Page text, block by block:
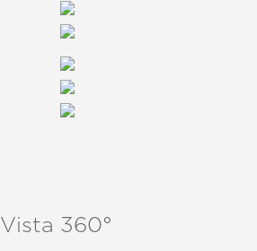
Vista 360°